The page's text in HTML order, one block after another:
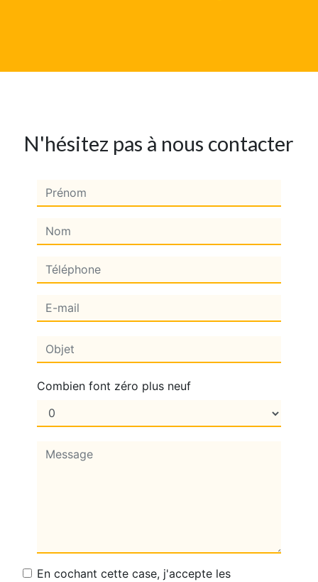
N'hésitez pas à nous contacter
Combien font zéro plus neuf
En cochant cette case, j'accepte les